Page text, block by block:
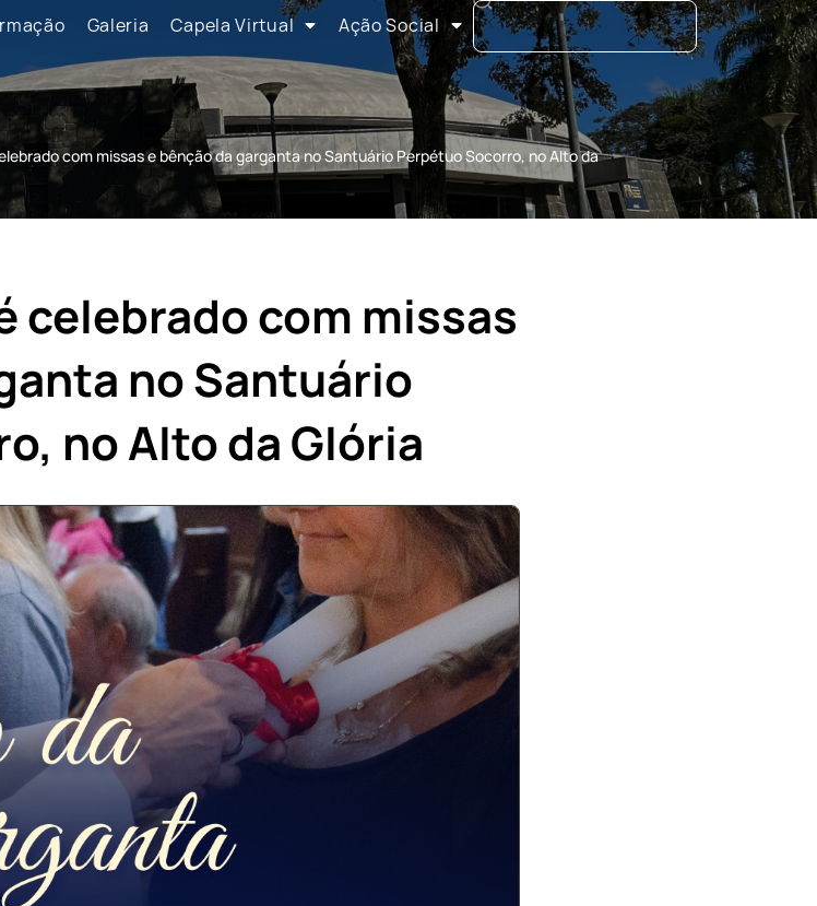
Galeria Capela Virtual Ação Social
com missas e bênção da garganta no Santuário Perpétuo Socorro, no Alto da
celebrado com missas
no Santuário
no Alto da Glória